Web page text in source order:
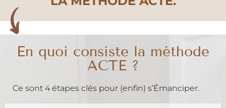
En quoi consiste la méthode
ACTE ?
Ce sont 4 étapes clés pour (enfin) s’Émanciper.